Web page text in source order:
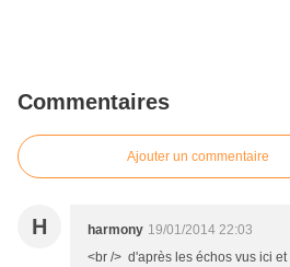
Commentaires
Ajouter un commentaire
H harmony 19/01/2014 22:03
<br /> d'après les échos vus ici